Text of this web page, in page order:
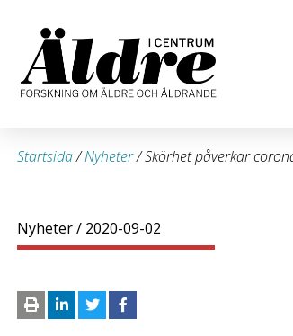
Startsida/Nyheter/Skörhet påverkar
Nyheter/ 2020-09-02